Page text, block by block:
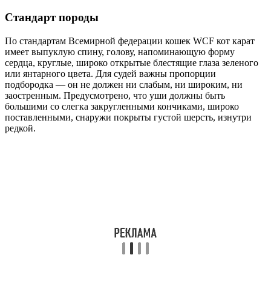
Стандарт породы
По стандартам Всемирной федерации кошек WCF кот карат
имеет выпуклую спину, голову, напоминающую форму
сердца, круглые, широко открытые блестящие глаза зеленого
или янтарного цвета. Для судей важны пропорции
подбородка — он не должен ни слабым, ни широким, ни
заостренным. Предусмотрено, что уши должны быть
большими со слегка закругленными кончиками, широко
поставленными, снаружи покрыты густой шерсть, изнутри
редкой.